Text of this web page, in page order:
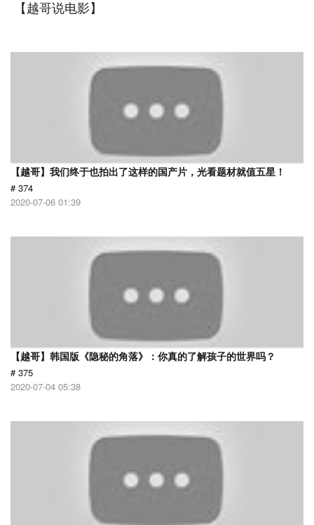
【越哥说电影】
【越哥】我们终于也拍出了这样的国产片，光看题材就值五星！
# 374
2020-07-06 01:39
【越哥】韩国版《隐秘的角落》：你真的了解孩子的世界吗？
# 375
2020-07-04 05:38